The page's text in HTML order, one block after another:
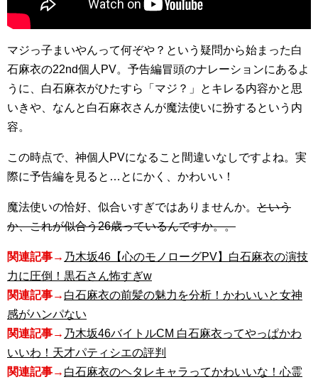
マジっ子まいやんって何ぞや？という疑問から始まった白
石麻衣の22nd個人PV。予告編冒頭のナレーションにあるよ
うに、白石麻衣がひたすら「マジ？」とキレる内容かと思
いきや、なんと白石麻衣さんが魔法使いに扮するという内
容。
この時点で、神個人PVになること間違いなしですよね。実
際に予告編を見ると…とにかく、かわいい！
魔法使いの恰好、似合いすぎではありませんか。 という
か、これが似合う26歳っているんですか。。
関連記事→ 乃木坂46【心のモノローグPV】白石麻衣の演技
力に圧倒！黒石さん怖すぎw
関連記事→ 白石麻衣の前髪の魅力を分析！かわいいと女神
感がハンパない
関連記事→ 乃木坂46バイトルCM 白石麻衣ってやっぱかわ
いいわ！天才パティシエの評判
関連記事→ 白石麻衣のヘタレキャラってかわいいな！心霊